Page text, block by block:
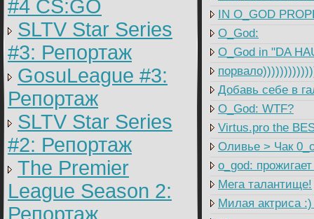
#4 CS:GO
SLTV Star Series
#3: Репортаж
GosuLeague #3:
Репортаж
SLTV Star Series
#2: Репортаж
The Premier
League Season 2:
Репортаж
IN O_GOD
O_God:
O_God in "DA
Добавь себе в
O_God: WTF?
Virtus.pro the
Оливье > Чак
o_god:
Мега талантище!
Милая актриса